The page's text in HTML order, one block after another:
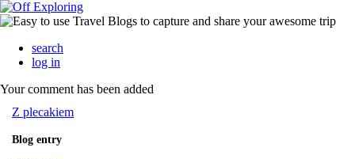
search
log in
Your comment has been added
Z plecakiem
Blog entry